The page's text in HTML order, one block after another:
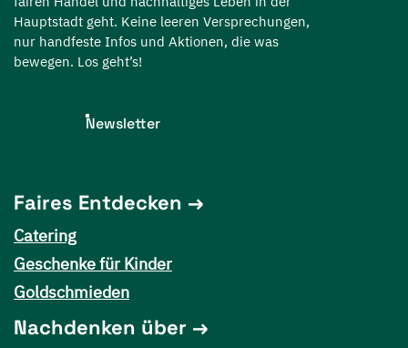
Hauptstadt geht. Keine leeren Versprechungen,
nur handfeste Infos und Aktionen, die was
bewegen. Los geht’s!
Newsletter
Faires Entdecken
Catering
Geschenke für Kinder
Goldschmieden
Nachdenken über